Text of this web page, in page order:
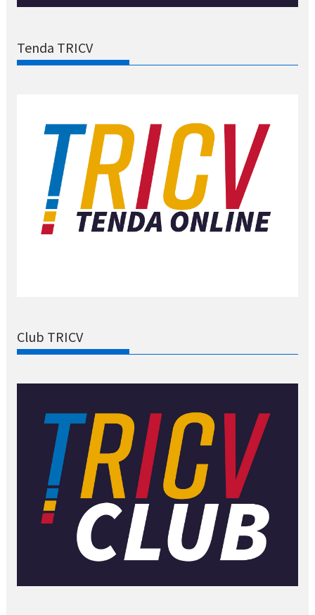
Tenda TRICV
Club TRICV